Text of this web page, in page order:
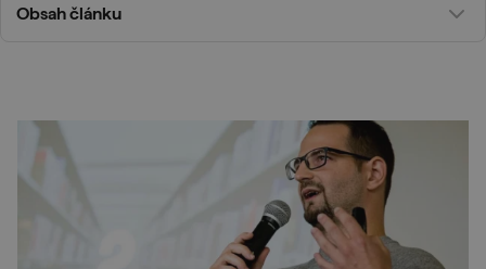
Obsah článku